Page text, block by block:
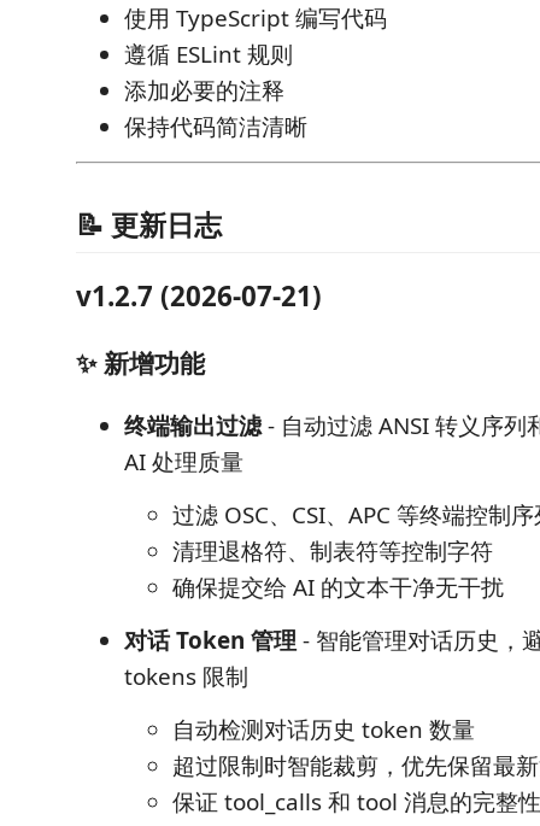
使用 TypeScript 编写代码
遵循 ESLint 规则
添加必要的注释
保持代码简洁清晰
📝 更新日志
v1.2.7 (2026-07-21)
✨ 新增功能
终端输出过滤- 自动过滤 ANSI 转义序列
AI 处理质量
过滤 OSC、CSI、APC 等终端控制
清理退格符、制表符等控制字符
确保提交给 AI 的文本干净无干扰
对话 Token 管理 - 智能管理对话历史，
tokens 限制
自动检测对话历史 token 数量
超过限制时智能裁剪，优先保留最
保证 tool_calls 和 tool 消息的完整性